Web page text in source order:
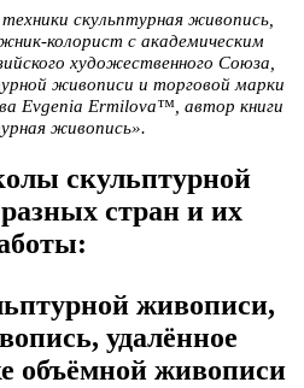
скульптурная живопись,
колорист с академическим
художественного Союза,
живописи и торговой марки
Evgenia Ermilova™, автор книги
живопись».
скульптурной
стран и их